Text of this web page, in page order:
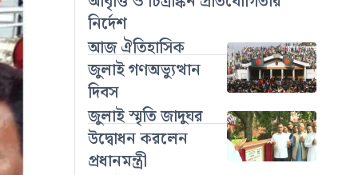
নির্দেশ
আজ ঐতিহাসিক
জুলাই গণঅভ্যুত্থান
দিবস
জুলাই স্মৃতি জাদুঘর
উদ্বোধন করলেন
প্রধানমন্ত্রী